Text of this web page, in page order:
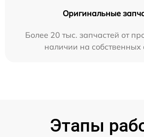
Оригинальные
Более 20 тыс. запчастей от
наличии на собственных
Этапы